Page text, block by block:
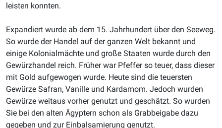
leisten konnten.
Expandiert wurde ab dem 15. Jahrhundert über den Seeweg.
So wurde der Handel auf der ganzen Welt bekannt und
einige Kolonialmächte und große Staaten wurde durch den
Gewürzhandel reich. Früher war Pfeffer so teuer, dass dieser
mit Gold aufgewogen wurde. Heute sind die teuersten
Gewürze Safran, Vanille und Kardamom. Jedoch wurden
Gewürze weitaus vorher genutzt und geschätzt. So wurden
Sie bei den alten Ägyptern schon als Grabbeigabe dazu
gegeben und zur Einbalsamierung genutzt.